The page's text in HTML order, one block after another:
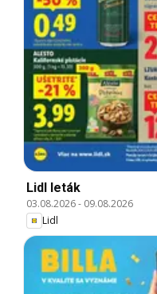
Lidl leták
03.08.2026- 09.08.2026
Lidl